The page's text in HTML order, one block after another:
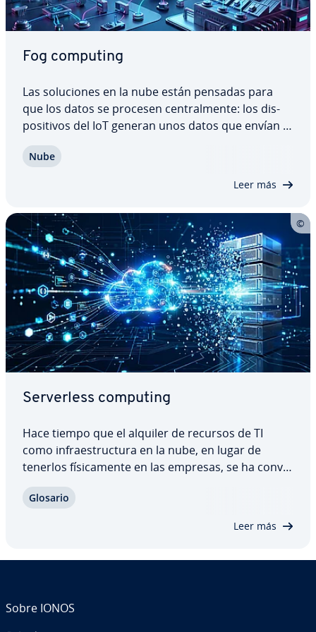
Fog computing
Las so­lu­cio­nes en la nube están pensadas para
que los datos se procesen ce­n­tra­l­me­n­te: los di­s­
po­si­ti­vos del IoT generan unos datos que envían a
respuesta. En las grandes in­frae­s­tru­c­tu­ras esto
Nube
Leer más
Se­r­ve­r­le­ss computing
Hace tiempo que el alquiler de recursos de TI
como in­frae­s­tru­c­tu­ra en la nube, en lugar de
tenerlos fí­si­ca­me­n­te en las empresas, se ha co­n­ve­
lu­cio­nes de IaaS o PaaS requieren la in­te­r­ve­n­ción
Glosario
Leer más
Sobre IONOS